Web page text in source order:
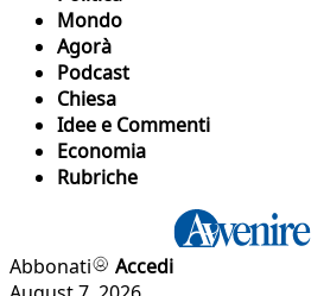
Mondo
Agorà
Podcast
Chiesa
Idee e Commenti
Economia
Rubriche
Abbonati
Accedi